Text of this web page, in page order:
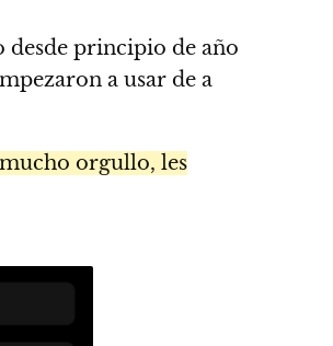
desde principio de año
a usar de a
orgullo, les